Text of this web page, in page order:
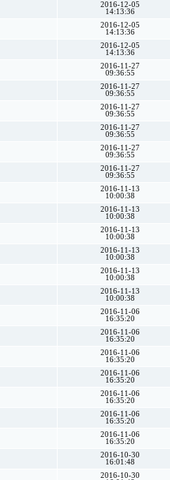
2016-12-05
14:13:36
2016-12-05
14:13:36
2016-12-05
14:13:36
2016-11-27
09:36:55
2016-11-27
09:36:55
2016-11-27
09:36:55
2016-11-27
09:36:55
2016-11-27
09:36:55
2016-11-27
09:36:55
2016-11-13
10:00:38
2016-11-13
10:00:38
2016-11-13
10:00:38
2016-11-13
10:00:38
2016-11-13
10:00:38
2016-11-13
10:00:38
2016-11-06
16:35:20
2016-11-06
16:35:20
2016-11-06
16:35:20
2016-11-06
16:35:20
2016-11-06
16:35:20
2016-11-06
16:35:20
2016-11-06
16:35:20
2016-10-30
16:01:48
2016-10-30